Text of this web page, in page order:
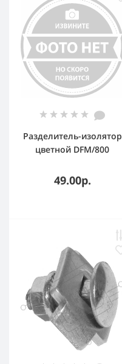
Разделитель-изолятор
цветной DFM/800
49.00р.